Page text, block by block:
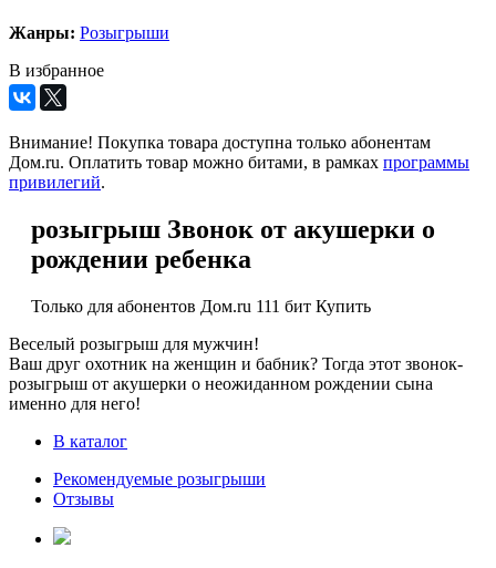
Жанры: Розыгрыши
В избранное
Внимание! Покупка товара доступна только абонентам
Дом.ru. Оплатить товар можно битами, в рамках программы
привилегий.
розыгрыш Звонок от акушерки о
рождении ребенка
Только для абонентов Дом.ru 111 бит Купить
Веселый розыгрыш для мужчин!
Ваш друг охотник на женщин и бабник? Тогда этот звонок-
розыгрыш от акушерки о неожиданном рождении сына
именно для него!
В каталог
Рекомендуемые розыгрыши
Отзывы